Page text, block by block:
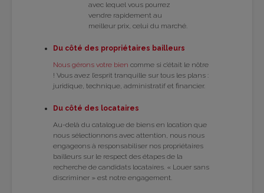
avec lequel vous pour­rez
vendre rapi­de­ment au
meilleur prix, celui du mar­ché.
Du côté des pro­prié­taires bailleurs
Nous gérons votre bien comme si c’était le nôtre
! Vous avez l’es­prit tran­quille sur tous les plans :
juri­dique, tech­nique, admi­nis­tra­tif et finan­cier.
Du côté des loca­taires
Au-delà du cata­logue de biens en loca­tion que
nous sélec­tion­nons avec atten­tion, nous nous
enga­geons à res­pon­sa­bi­li­ser nos pro­prié­taires
bailleurs sur le res­pect des étapes de la
recherche de can­di­dats loca­taires. « Louer sans
dis­cri­mi­ner » est notre enga­ge­ment.